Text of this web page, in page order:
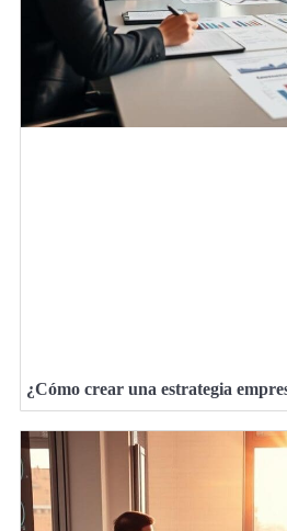
¿Cómo crear una estrategia